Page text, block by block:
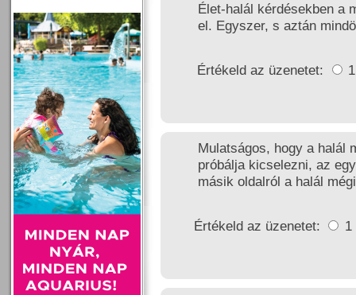
Élet-halál kérdésekben a
el. Egyszer, s aztán
Értékeld az üzenetet:
Mulatságos, hogy a halál
próbálja kicselezni, az
másik oldalról a halál
Értékeld az üzenetet: 1